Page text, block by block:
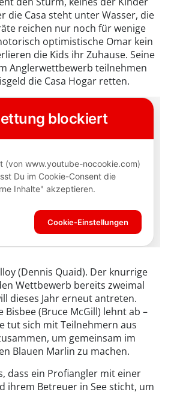
die Casa steht unter Wasser, die
reichen nur noch für wenige
optimistische Omar kein
die Kids ihr Zuhause. Seine
Anglerwettbewerb teilnehmen
die Casa Hogar retten.
(Dennis Quaid). Der knurrige
Wettbewerb bereits zweimal
dieses Jahr erneut antreten.
Bisbee (Bruce McGill) lehnt ab –
tut sich mit Teilnehmern aus
um gemeinsam im
Blauen Marlin zu machen.
dass ein Profiangler mit einer
ihrem Betreuer in See sticht, um